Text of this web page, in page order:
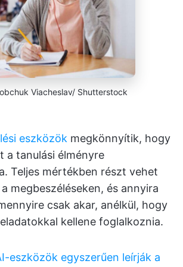
Viacheslav/ Shutterstock
eszközök megkönnyítik, hogy
a tanulási élményre
Teljes mértékben részt vehet
megbeszéléseken, és annyira
csak akar, anélkül, hogy
kellene foglalkoznia.
eszközök egyszerűen leírják a